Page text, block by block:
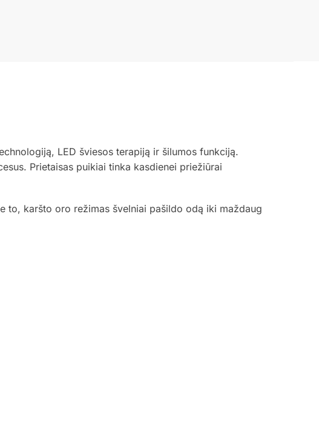
LED šviesos terapiją ir šilumos funkciją.
Prietaisas puikiai tinka kasdienei priežiūrai
to, karšto oro režimas švelniai pašildo odą iki maždaug